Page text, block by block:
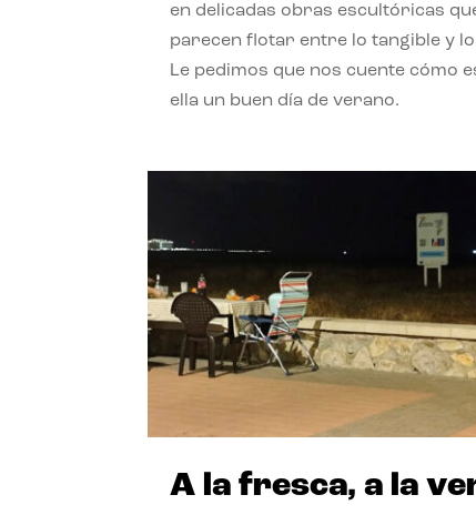
en delicadas obras escultóricas
parecen flotar entre lo tangible y
Le pedimos que nos cuente cómo
ella un buen día de verano.
A la fresca, a la